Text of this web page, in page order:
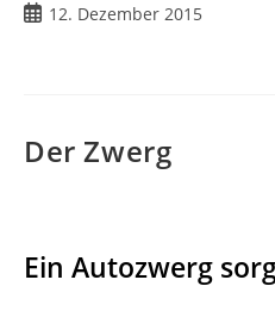
12. Dezember 2015
Der Zwerg
Ein Autozwerg